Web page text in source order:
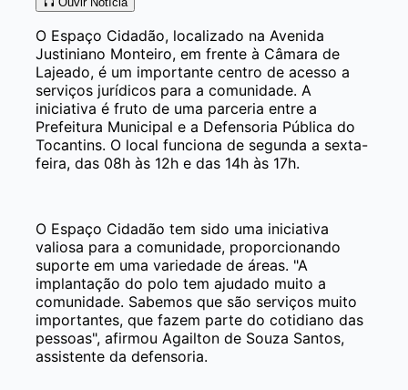
O Espaço Cidadão, localizado na Avenida
Justiniano Monteiro, em frente à Câmara de
Lajeado, é um importante centro de acesso a
serviços jurídicos para a comunidade. A
iniciativa é fruto de uma parceria entre a
Prefeitura Municipal e a Defensoria Pública do
Tocantins. O local funciona de segunda a sexta-
feira, das 08h às 12h e das 14h às 17h.
O Espaço Cidadão tem sido uma iniciativa
valiosa para a comunidade, proporcionando
suporte em uma variedade de áreas. "A
implantação do polo tem ajudado muito a
comunidade. Sabemos que são serviços muito
importantes, que fazem parte do cotidiano das
pessoas", afirmou Agailton de Souza Santos,
assistente da defensoria.